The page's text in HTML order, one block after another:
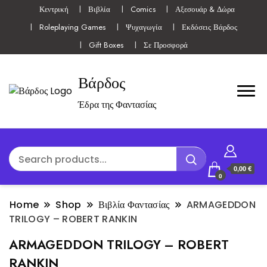
Κεντρική Βιβλία Comics
Αξεσουάρ & Δώρα
Roleplaying Games
Ψυχαγωγία
Εκδόσεις Βάρδος
Gift Boxes
Σε Προσφορά
Βάρδος
Έδρα της Φαντασίας
0
0,00 €
Home Shop Βιβλία Φαντασίας
ARMAGEDDON
TRILOGY – ROBERT RANKIN
ARMAGEDDON TRILOGY – ROBERT
RANKIN